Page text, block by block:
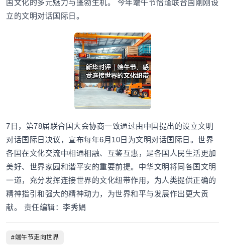
国文化的多元魅力与蓬勃生机。 今年端午节恰逢联合国刚刚设
立的文明对话国际日。
7日，第78届联合国大会协商一致通过由中国提出的设立文明
对话国际日决议，宣布每年6月10日为文明对话国际日。世界
各国在文化交流中相通相融、互鉴互惠，是各国人民生活更加
美好、世界家园和谐平安的重要前提。中华文明将同各国文明
一道，充分发挥连接世界的文化纽带作用，为人类提供正确的
精神指引和强大的精神动力，为世界和平与发展作出更大贡
献。 责任编辑：李秀娟
#端午节走向世界